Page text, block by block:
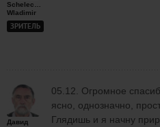
Schelechow
Wladimir
ЗРИТЕЛЬ
Давид
05.12. Огромное
ясно, однозначно,
Глядишь и я начну